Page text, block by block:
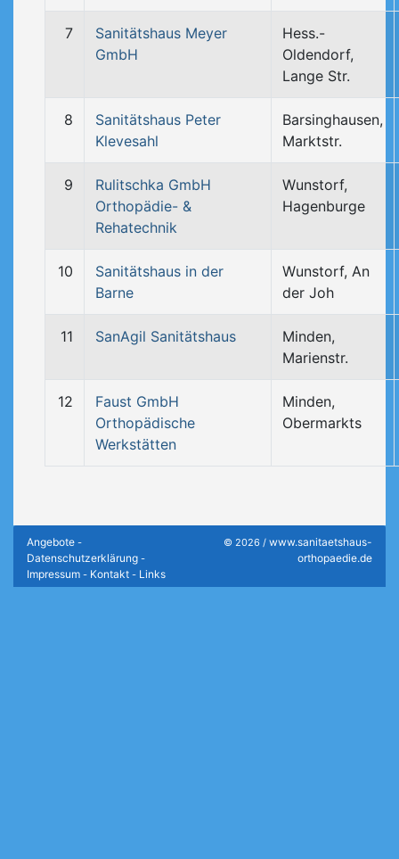
7
Sanitätshaus Meyer
GmbH
Hess.-
Oldendorf,
Lange Str.
8
Sanitätshaus Peter
Klevesahl
Barsinghausen,
Marktstr.
9
Rulitschka GmbH
Orthopädie- &
Rehatechnik
Wunstorf,
Hagenburge
10
Sanitätshaus in der
Barne
Wunstorf, An
der Joh
11 SanAgil Sanitätshaus
Minden,
Marienstr.
12
Faust GmbH
Orthopädische
Werkstätten
Minden,
Obermarkts
Angebote -
Datenschutzerklärung -
Impressum - Kontakt - Links
© 2026 / www.sanitaetshaus-
orthopaedie.de